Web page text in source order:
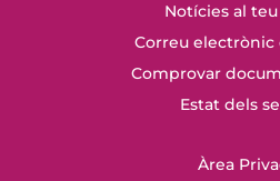
Notícies al
Correu electrònic
Comprovar
Estat dels
Àrea